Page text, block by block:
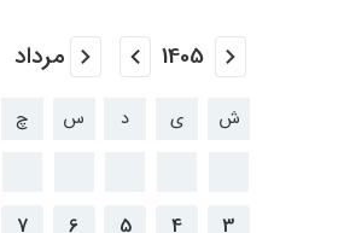
ش ی د س چ
3
4
5
6
7